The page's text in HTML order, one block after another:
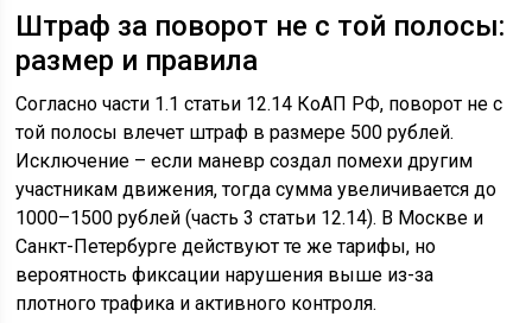
Штраф за поворот не с той полосы:
размер и правила
Согласно части 1.1 статьи 12.14 КоАП РФ, поворот не с
той полосы влечет штраф в размере 500 рублей.
Исключение – если маневр создал помехи другим
участникам движения, тогда сумма увеличивается до
1000–1500 рублей (часть 3 статьи 12.14). В Москве и
Санкт-Петербурге действуют те же тарифы, но
вероятность фиксации нарушения выше из-за
плотного трафика и активного контроля.